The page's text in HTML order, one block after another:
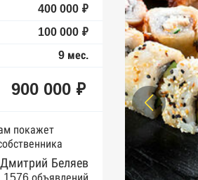
400 000 ₽
100 000 ₽
9 мес.
900 000 ₽
покажет
Дмитрий Беляев
1576 объявлений